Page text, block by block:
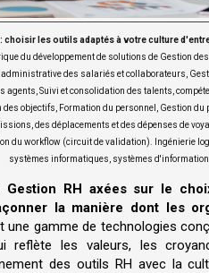
choisir les outils adaptés à votre culture
du développement de solutions de Gestion
des salariés et collaborateurs,
agents, Suivi et consolidation des talents,
des objectifs, Formation du personnel, Gestion
des déplacements et des dépenses de
du workflow (circuit de validation). Ingénierie
systèmes informatiques, systèmes
Gestion RH axées sur le
la manière dont les
une gamme de technologies
reflète les valeurs, les
des outils RH avec la